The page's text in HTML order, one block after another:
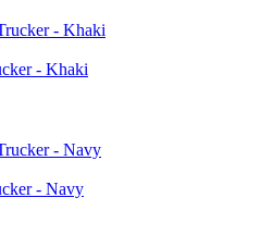
- Khaki
- Navy